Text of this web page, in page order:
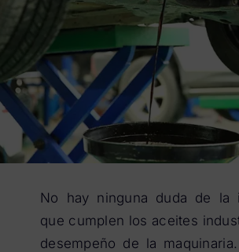
No hay ninguna duda de la
que cumplen los aceites
desempeño de la